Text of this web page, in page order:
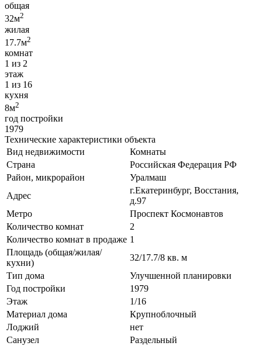
общая
32м2
жилая
17.7м2
комнат
1 из 2
этаж
1 из 16
кухня
8м2
год постройки
1979
Технические характеристики объекта
Вид недвижимости
Комнаты
Страна
Российская Федерация РФ
Район, микрорайон
Уралмаш
Адрес
г.Екатеринбург, Восстания,
д.97
Метро
Проспект Космонавтов
Количество комнат
2
Количество комнат в продаже 1
Площадь (общая/жилая/
кухни)
32/17.7/8 кв. м
Тип дома
Улучшенной планировки
Год постройки
1979
Этаж
1/16
Материал дома
Крупноблочный
Лоджий
нет
Санузел
Раздельный